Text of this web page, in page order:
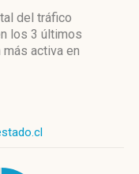
del tráfico
los 3 últimos
activa en